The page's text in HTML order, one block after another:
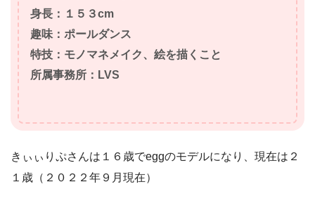
身長：１５３cm
趣味：ポールダンス
特技：モノマネメイク、絵を描くこと
所属事務所：LVS
きぃぃりぷさんは１６歳でeggのモデルになり、現在は２
１歳（２０２２年９月現在）